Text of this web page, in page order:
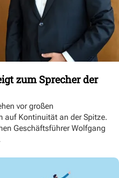
zum Sprecher der
vor großen
auf Kontinuität an der Spitze.
Geschäftsführer Wolfgang